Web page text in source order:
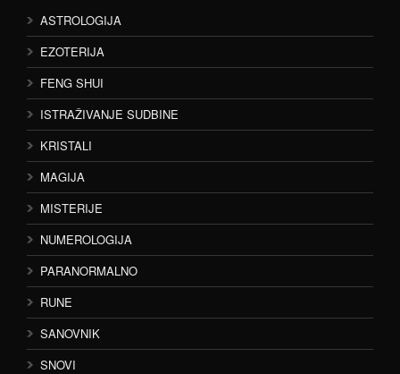
ASTROLOGIJA
EZOTERIJA
FENG SHUI
ISTRAŽIVANJE SUDBINE
KRISTALI
MAGIJA
MISTERIJE
NUMEROLOGIJA
PARANORMALNO
RUNE
SANOVNIK
SNOVI